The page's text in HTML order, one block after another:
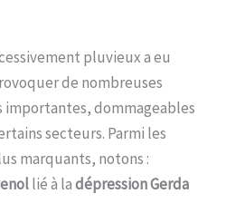
pluvieux a eu
de nombreuses
dommageables
secteurs. Parmi les
marquants, notons :
lié à ladépression Gerda